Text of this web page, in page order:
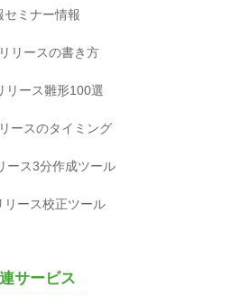
セミナー情報
リースの書き方
リース雛形100選
ースのタイミング
ース3分作成ツール
リース校正ツール
サービス